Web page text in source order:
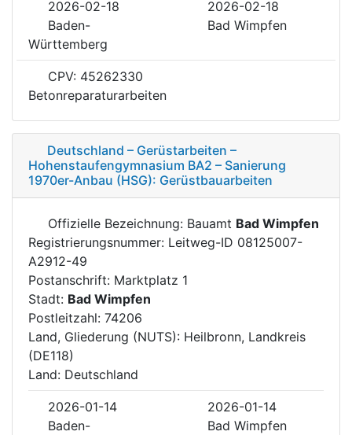
2026-02-18
2026-02-18
Baden-
Württemberg
Bad Wimpfen
CPV: 45262330
Betonreparaturarbeiten
Deutschland – Gerüstarbeiten –
Hohenstaufengymnasium BA2 – Sanierung
1970er-Anbau (HSG): Gerüstbauarbeiten
Offizielle Bezeichnung: Bauamt Bad Wimpfen
Registrierungsnummer: Leitweg-ID 08125007-
A2912-49
Postanschrift: Marktplatz 1
Stadt: Bad Wimpfen
Postleitzahl: 74206
Land, Gliederung (NUTS): Heilbronn, Landkreis
(DE118)
Land: Deutschland
2026-01-14
2026-01-14
Baden-
Bad Wimpfen